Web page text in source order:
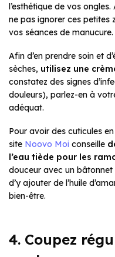
l’esthétique de vos
ne pas ignorer ces petites
vos séances de manucure.
Afin d’en prendre soin et
sèches, utilisez une
constatez des signes
douleurs), parlez-en à
adéquat.
Pour avoir des cuticules
site Noovo Moi conseille
l’eau tiède pour les
douceur avec un bâtonnet
d’y ajouter de l’huile
bien-être.
4. Coupez